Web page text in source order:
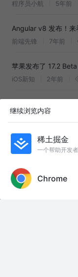
点赞
了！
程序员小航 5年前
Angular v8 发布！来
前端先锋 7年前
苹果发布了 17.2
iOS新知 2年前
恋猫de小郭
友情链接：
坐上全球首条环岛高铁在
的体验？这趟海南标杆车
app
继续浏览内容
稀土掘金
一个帮助开发
Chrome